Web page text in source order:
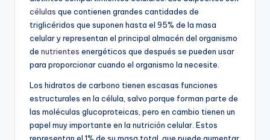
células que contienen grandes cantidades de
triglicéridos que suponen hasta el 95% de la masa
celular y representan el principal almacén del organismo
de nutrientes energéticos que después se pueden usar
para proporcionar cuando el organismo la necesite.
Los hidratos de carbono tienen escasas funciones
estructurales en la célula, salvo porque forman parte de
las moléculas glucoproteicas, pero en cambio tienen un
papel muy importante en la nutrición celular. Estos